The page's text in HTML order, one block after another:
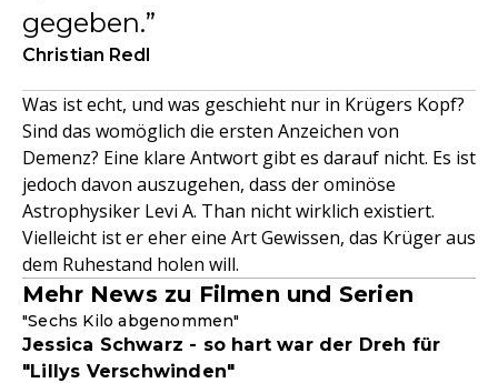
gegeben.
Christian Redl
Was ist echt, und was geschieht nur in Krügers Kopf?
Sind das womöglich die ersten Anzeichen von
Demenz? Eine klare Antwort gibt es darauf nicht. Es ist
jedoch davon auszugehen, dass der ominöse
Astrophysiker Levi A. Than nicht wirklich existiert.
Vielleicht ist er eher eine Art Gewissen, das Krüger aus
dem Ruhestand holen will.
Mehr News zu Filmen und Serien
"Sechs Kilo abgenommen"
Jessica Schwarz - so hart war der Dreh für
"Lillys Verschwinden"